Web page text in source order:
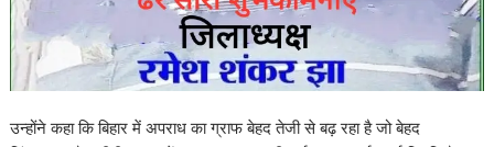
उन्होंने कहा कि बिहार में अपराध का ग्राफ बेहद तेजी से बढ़ रहा है जो बेहद